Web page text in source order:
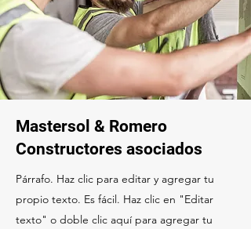
Mastersol & Romero
Constructores asociados
Párrafo. Haz clic para editar y agregar tu
propio texto. Es fácil. Haz clic en "Editar
texto" o doble clic aquí para agregar tu